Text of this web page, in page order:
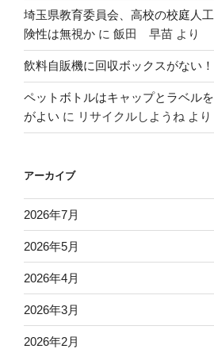
埼玉県教育委員会、高校の校庭人
険性は無視か に 飯田 早苗 より
飲料自販機に回収ボックスがない！
ペットボトルはキャップとラベル
がよい に リサイクルしようね より
アーカイブ
2026年7月
2026年5月
2026年4月
2026年3月
2026年2月